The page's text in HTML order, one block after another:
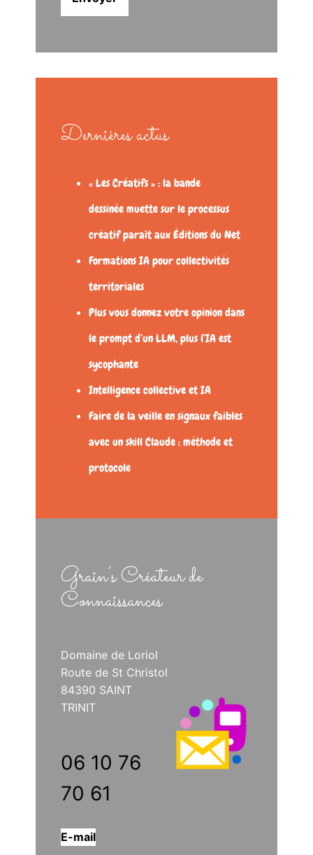
Dernières actus
« Les Créatifs » : la bande
dessinée muette sur le processus
créatif paraît aux Éditions du Net
Formations IA pour collectivités
territoriales
Plus vous donnez votre opinion dans
le prompt d’un LLM, plus l’IA est
sycophante
Intelligence collective et IA
Faire de la veille en signaux faibles
avec un skill Claude : méthode et
protocole
Grain’s Créateur de
Connaissances
Domaine de Loriol
Route de St Christol
84390 SAINT
TRINIT
06 10 76
70 61
E-mail